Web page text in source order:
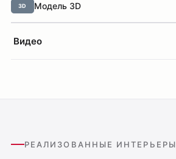
3D Модель 3D
Видео
РЕАЛИЗОВАННЫЕ ИНТЕРЬЕРЫ